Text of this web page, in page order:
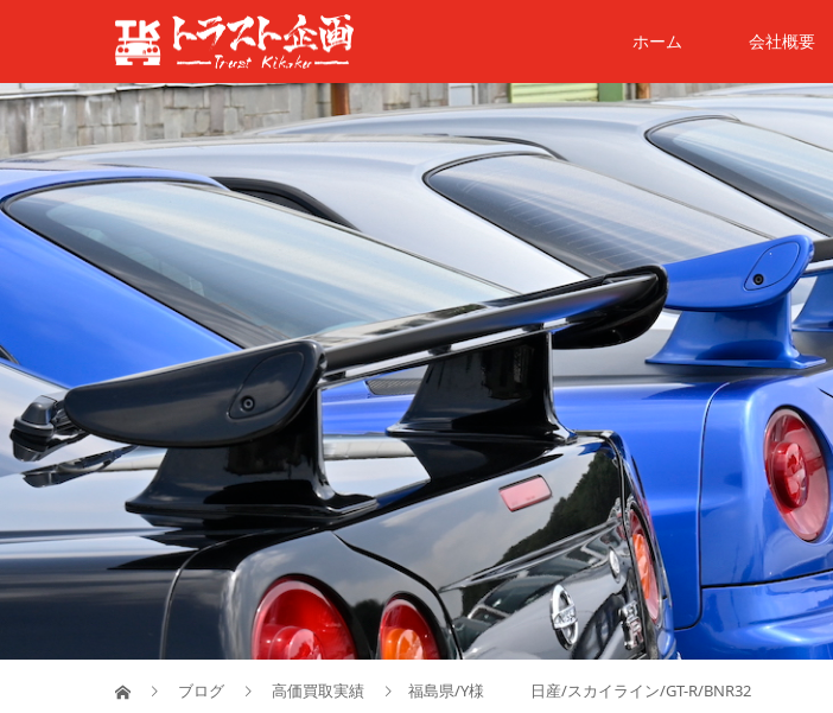
ホーム 会社概要
ブログ 高価買取実績 福島県/Y様 日産/スカイライン/GT-R/BNR32